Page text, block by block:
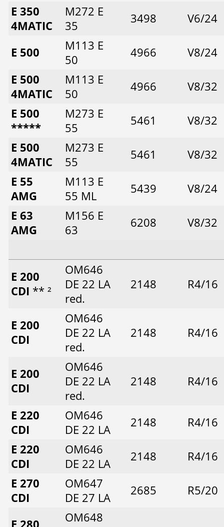
E 350
4MATIC
M272 E
35
3498 V6/24
E 500
M113 E
50
4966
V8/24
E 500
4MATIC
M113 E
50
4966
V8/32
E 500
*****
M273 E
55
5461
V8/32
E 500
4MATIC
M273 E
55
5461
V8/32
E 55
AMG
M113 E
55 ML
5439
V8/24
E 63
AMG
M156 E
63
6208 V8/32
E 200
CDI ** ²
OM646
DE 22 LA
red.
2148 R4/16
E 200
CDI
OM646
DE 22 LA
red.
2148 R4/16
E 200
CDI
OM646
DE 22 LA
red.
2148 R4/16
E 220
CDI
OM646
DE 22 LA
2148
R4/16
E 220
CDI
OM646
DE 22 LA
2148
R4/16
E 270
CDI
OM647
DE 27 LA
2685 R5/20
OM648